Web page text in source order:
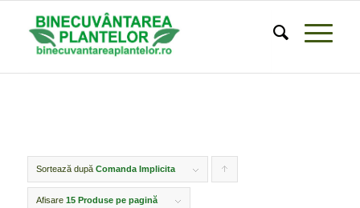
Sortează după Comanda Implicita
Afisare 15 Produse pe pagină